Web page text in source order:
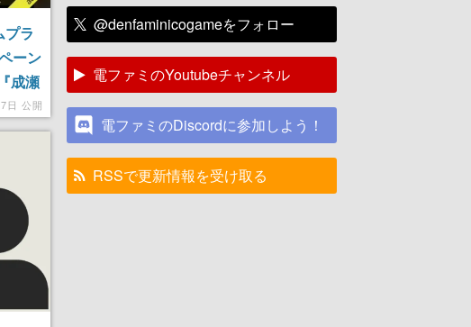
ラ
ーン
成瀬
籍を
日 公開
@denfaminicogameをフォロー
電ファミのYoutubeチャンネル
電ファミのDiscordに参加しよう！
RSSで更新情報を受け取る